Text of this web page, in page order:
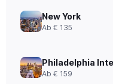
New York
Ab € 135
Philadelphia
Ab € 159